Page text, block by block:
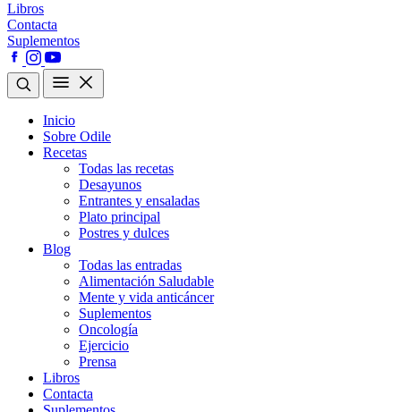
Libros
Contacta
Suplementos
Inicio
Sobre Odile
Recetas
Todas las recetas
Desayunos
Entrantes y ensaladas
Plato principal
Postres y dulces
Blog
Todas las entradas
Alimentación Saludable
Mente y vida anticáncer
Suplementos
Oncología
Ejercicio
Prensa
Libros
Contacta